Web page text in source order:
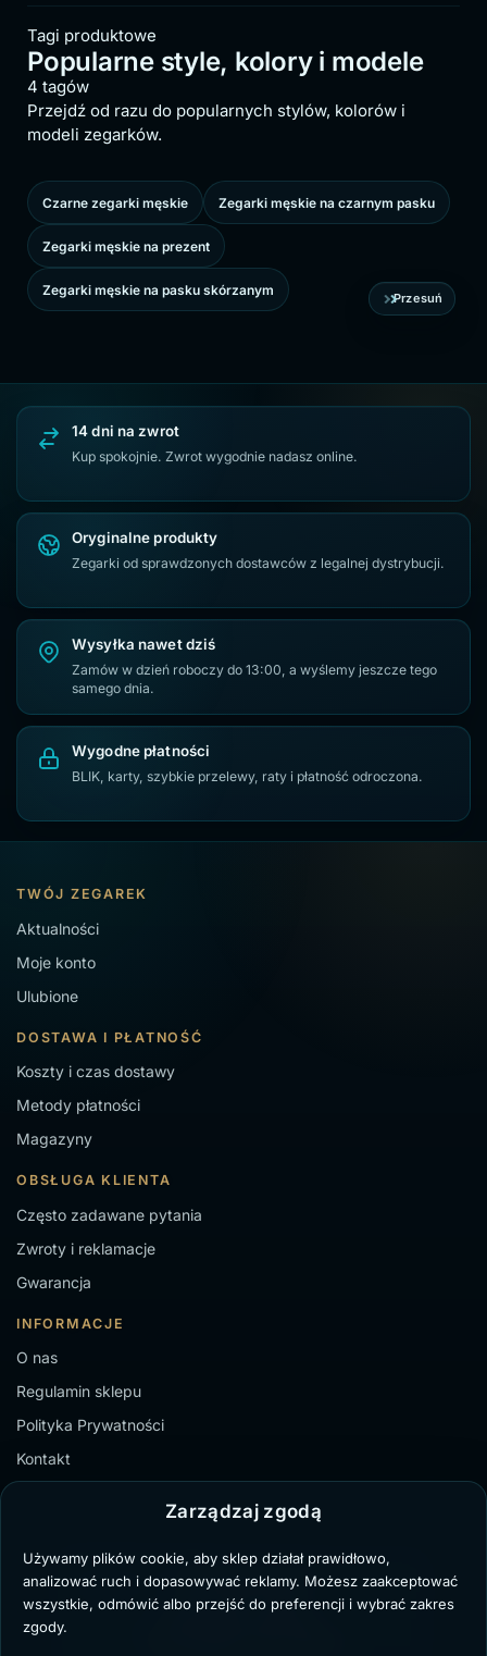
Zarządzaj zgodą
Używamy plików cookie, aby sklep działał prawidłowo,
analizować ruch i dopasowywać reklamy. Możesz zaakceptować
wszystkie, odmówić albo przejść do preferencji i wybrać zakres
zgody.
Przesuń
Tagi produktowe
Popularne style, kolory i modele
4 tagów
Przejdź od razu do popularnych stylów, kolorów i
modeli zegarków.
Czarne zegarki męskie Zegarki męskie na czarnym pasku
Zegarki męskie na prezent
Zegarki męskie na pasku skórzanym
14 dni na zwrot
Kup spokojnie. Zwrot wygodnie nadasz online.
Oryginalne produkty
Zegarki od sprawdzonych dostawców z legalnej dystrybucji.
Wysyłka nawet dziś
Zamów w dzień roboczy do 13:00, a wyślemy jeszcze tego
samego dnia.
Wygodne płatności
BLIK, karty, szybkie przelewy, raty i płatność odroczona.
TWÓJ ZEGAREK
Aktualności
Moje konto
Ulubione
DOSTAWA I PŁATNOŚĆ
Koszty i czas dostawy
Metody płatności
Magazyny
OBSŁUGA KLIENTA
Często zadawane pytania
Zwroty i reklamacje
Gwarancja
INFORMACJE
O nas
Regulamin sklepu
Polityka Prywatności
Kontakt
TZ Paweł Bochenek
NIP: 6431711329